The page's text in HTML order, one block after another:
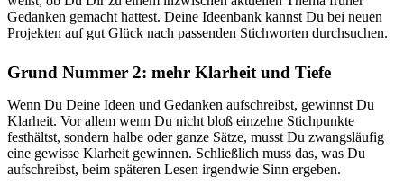
Gedanken gemacht hattest. Deine Ideenbank kannst Du bei neuen
Projekten auf gut Glück nach passenden Stichworten durchsuchen.
Grund Nummer 2: mehr Klarheit und Tiefe
Wenn Du Deine Ideen und Gedanken aufschreibst, gewinnst Du
Klarheit. Vor allem wenn Du nicht bloß einzelne Stichpunkte
festhältst, sondern halbe oder ganze Sätze, musst Du zwangsläufig
eine gewisse Klarheit gewinnen. Schließlich muss das, was Du
aufschreibst, beim späteren Lesen irgendwie Sinn ergeben.